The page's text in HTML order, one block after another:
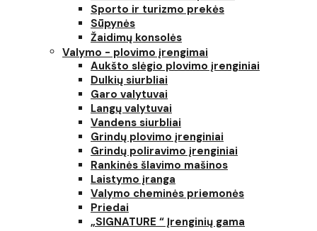
Sporto ir turizmo prekės
Sūpynės
Žaidimų konsolės
Valymo - plovimo įrengimai
Aukšto slėgio plovimo įrenginiai
Dulkių siurbliai
Garo valytuvai
Langų valytuvai
Vandens siurbliai
Grindų plovimo įrenginiai
Grindų poliravimo įrenginiai
Rankinės šlavimo mašinos
Laistymo įranga
Valymo cheminės priemonės
Priedai
„SIGNATURE “ Įrenginių gama